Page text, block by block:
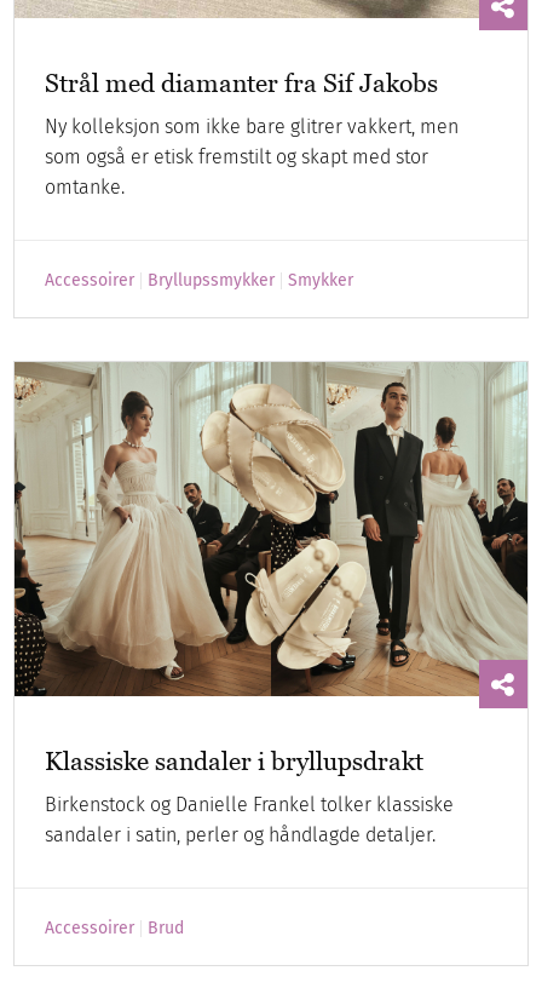
Strål med diamanter fra Sif Jakobs
Ny kolleksjon som ikke bare glitrer vakkert, men
som også er etisk fremstilt og skapt med stor
omtanke.
Accessoirer Bryllupssmykker Smykker
Klassiske sandaler i bryllupsdrakt
Birkenstock og Danielle Frankel tolker klassiske
sandaler i satin, perler og håndlagde detaljer.
Accessoirer Brud